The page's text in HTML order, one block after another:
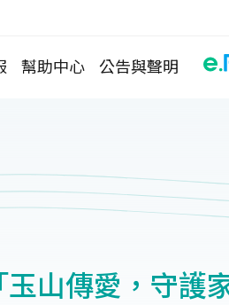
幫助中心 公告與聲明
「玉山傳愛，守護